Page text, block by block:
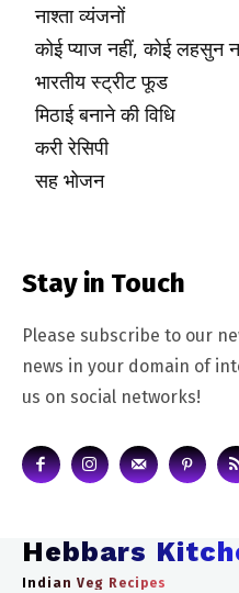
नाश्ता व्यंजनों
कोई प्याज नहीं, कोई लहसुन
भारतीय स्ट्रीट फूड
मिठाई बनाने की विधि
करी रेसिपी
सह भोजन
Stay in Touch
Please subscribe to our
news in your domain of
us on social networks!
Hebbars
Indian Veg Recipes